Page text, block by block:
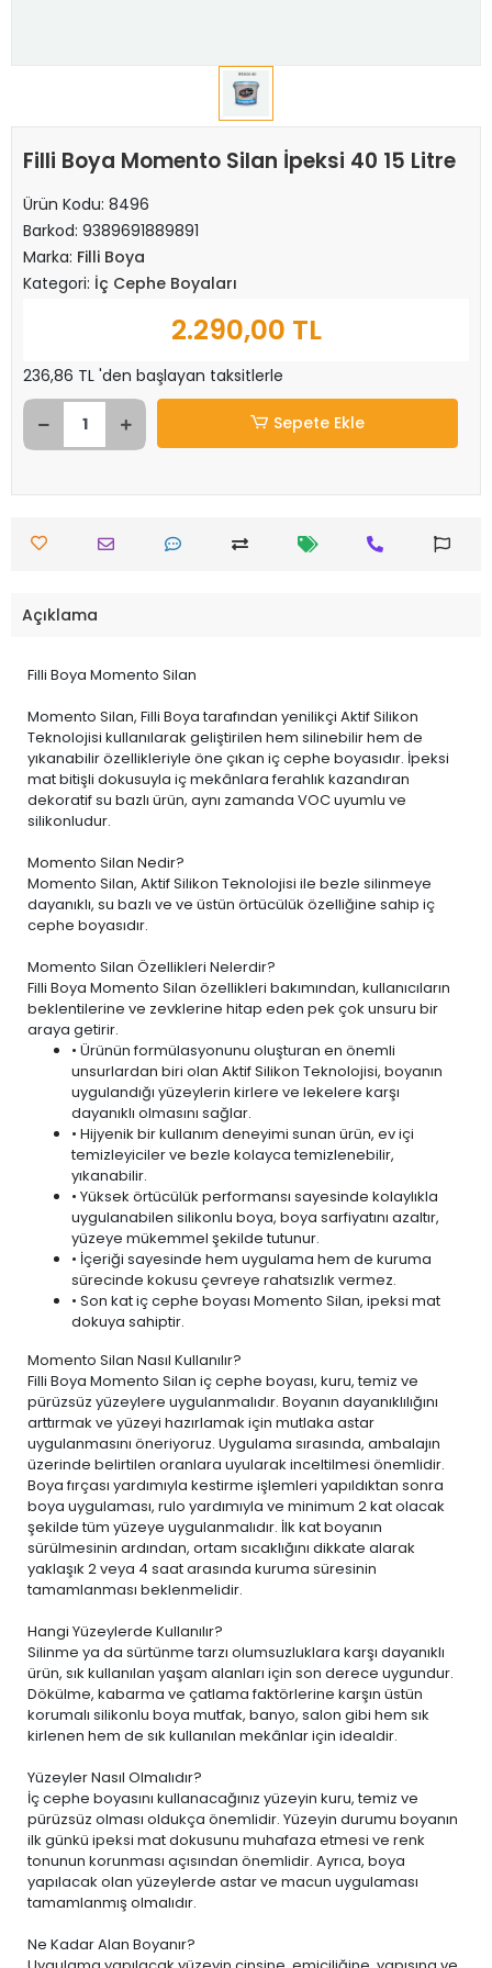
Filli Boya Momento Silan İpeksi 40 15 Litre
Ürün Kodu: 8496
Barkod: 9389691889891
Marka: Filli Boya
Kategori: İç Cephe Boyaları
2.290,00 TL
236,86 TL 'den başlayan taksitlerle
Sepete Ekle
Açıklama
Filli Boya Momento Silan
Momento Silan, Filli Boya tarafından yenilikçi Aktif Silikon
Teknolojisi kullanılarak geliştirilen hem silinebilir hem de
yıkanabilir özellikleriyle öne çıkan iç cephe boyasıdır. İpeksi
mat bitişli dokusuyla iç mekânlara ferahlık kazandıran
dekoratif su bazlı ürün, aynı zamanda VOC uyumlu ve
silikonludur.
Momento Silan Nedir?
Momento Silan, Aktif Silikon Teknolojisi ile bezle silinmeye
dayanıklı, su bazlı ve ve üstün örtücülük özelliğine sahip iç
cephe boyasıdır.
Momento Silan Özellikleri Nelerdir?
Filli Boya Momento Silan özellikleri bakımından, kullanıcıların
beklentilerine ve zevklerine hitap eden pek çok unsuru bir
araya getirir.
• Ürünün formülasyonunu oluşturan en önemli
unsurlardan biri olan Aktif Silikon Teknolojisi, boyanın
uygulandığı yüzeylerin kirlere ve lekelere karşı
dayanıklı olmasını sağlar.
• Hijyenik bir kullanım deneyimi sunan ürün, ev içi
temizleyiciler ve bezle kolayca temizlenebilir,
yıkanabilir.
• Yüksek örtücülük performansı sayesinde kolaylıkla
uygulanabilen silikonlu boya, boya sarfiyatını azaltır,
yüzeye mükemmel şekilde tutunur.
• İçeriği sayesinde hem uygulama hem de kuruma
sürecinde kokusu çevreye rahatsızlık vermez.
• Son kat iç cephe boyası Momento Silan, ipeksi mat
dokuya sahiptir.
Momento Silan Nasıl Kullanılır?
Filli Boya Momento Silan iç cephe boyası, kuru, temiz ve
pürüzsüz yüzeylere uygulanmalıdır. Boyanın dayanıklılığını
arttırmak ve yüzeyi hazırlamak için mutlaka astar
uygulanmasını öneriyoruz. Uygulama sırasında, ambalajın
üzerinde belirtilen oranlara uyularak inceltilmesi önemlidir.
Boya fırçası yardımıyla kestirme işlemleri yapıldıktan sonra
boya uygulaması, rulo yardımıyla ve minimum 2 kat olacak
şekilde tüm yüzeye uygulanmalıdır. İlk kat boyanın
sürülmesinin ardından, ortam sıcaklığını dikkate alarak
yaklaşık 2 veya 4 saat arasında kuruma süresinin
tamamlanması beklenmelidir.
Hangi Yüzeylerde Kullanılır?
Silinme ya da sürtünme tarzı olumsuzluklara karşı dayanıklı
ürün, sık kullanılan yaşam alanları için son derece uygundur.
Dökülme, kabarma ve çatlama faktörlerine karşın üstün
korumalı silikonlu boya mutfak, banyo, salon gibi hem sık
kirlenen hem de sık kullanılan mekânlar için idealdir.
Yüzeyler Nasıl Olmalıdır?
İç cephe boyasını kullanacağınız yüzeyin kuru, temiz ve
pürüzsüz olması oldukça önemlidir. Yüzeyin durumu boyanın
ilk günkü ipeksi mat dokusunu muhafaza etmesi ve renk
tonunun korunması açısından önemlidir. Ayrıca, boya
yapılacak olan yüzeylerde astar ve macun uygulaması
tamamlanmış olmalıdır.
Ne Kadar Alan Boyanır?